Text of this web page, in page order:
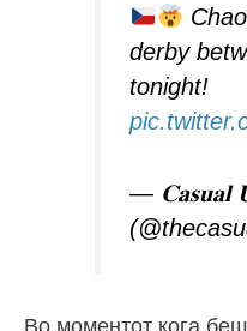
derby
tonight!
— 𝐂𝐚𝐬𝐮𝐚𝐥
Во моментот кога